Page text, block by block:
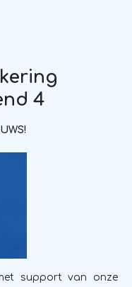
4
support van onze